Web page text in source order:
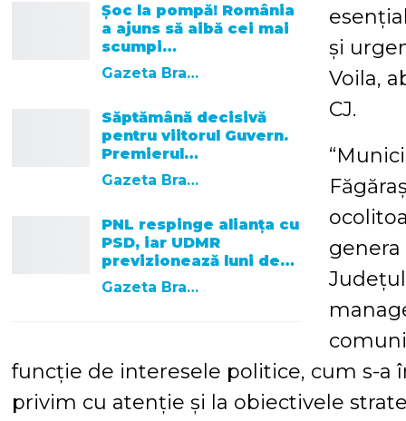
Șoc la pompă! România
a ajuns să aibă cei mai
scumpi…
Gazeta Brasovului
Săptămână decisivă
pentru viitorul Guvern.
Premierul…
Gazeta Brasovului
PNL respinge alianța cu
PSD, iar UDMR
previzionează luni de…
Gazeta Brasovului
și
Voila,
CJ.
genera
funcție de interesele politice, cum s-a
privim cu atenție și la obiectivele